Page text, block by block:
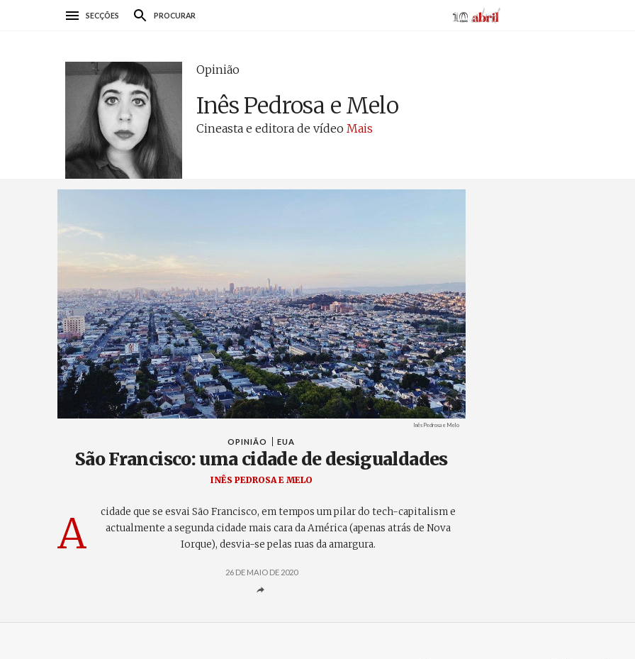
SECÇÕES PROCURAR AbrilAbril
Opinião
Inês Pedrosa e Melo
Cineasta e editora de vídeo Mais
Créditos
Inês Pedrosa e Melo
OPINIÃO EUA
São Francisco: uma cidade de desigualdades
INÊS PEDROSA E MELO
A
cidade que se esvai São Francisco, em tempos um pilar do tech-capitalism e
actualmente a segunda cidade mais cara da América (apenas atrás de Nova
Iorque), desvia-se pelas ruas da amargura.
26 DE MAIO DE 2020